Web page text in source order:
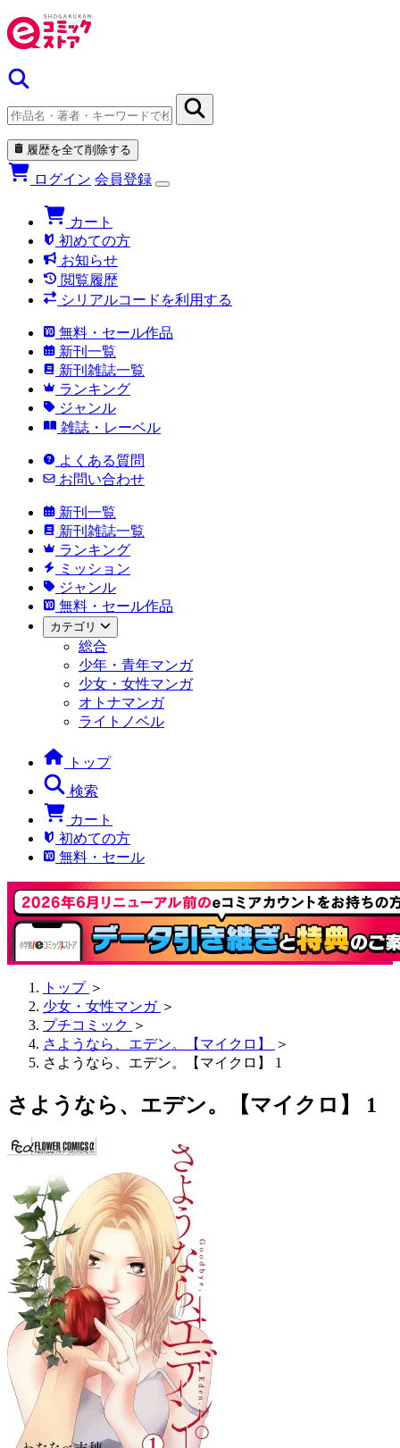
履歴を全て削除する
ログイン 会員登録
カート
初めての方
お知らせ
閲覧履歴
シリアルコードを利用する
無料・セール作品
新刊一覧
新刊雑誌一覧
ランキング
ジャンル
雑誌・レーベル
よくある質問
お問い合わせ
新刊一覧
新刊雑誌一覧
ランキング
ミッション
ジャンル
無料・セール作品
カテゴリ
総合
少年・青年マンガ
少女・女性マンガ
オトナマンガ
ライトノベル
トップ
検索
カート
初めての方
無料・セール
トップ ＞
少女・女性マンガ ＞
プチコミック ＞
さようなら、エデン。【マイクロ】
＞
さようなら、エデン。【マイクロ】 1
さようなら、エデン。【マイクロ】 1